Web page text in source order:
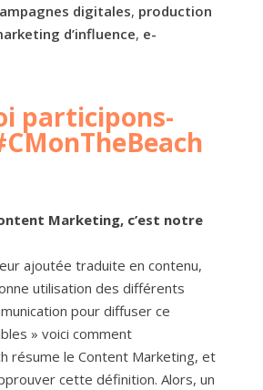
digitales, production
d’influence, e-
participons-
Marketing, c’est notre
ajoutée traduite en contenu,
utilisation des différents
pour diffuser ce
» voici comment
résume le Content Marketing, et
cette définition. Alors, un